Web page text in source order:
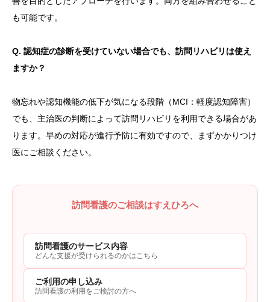
も可能です。
Q. 認知症の診断を受けていない場合でも、訪問リハビリは使え
ますか？
物忘れや認知機能の低下が気になる段階（MCI：軽度認知障害）
でも、主治医の判断によって訪問リハビリを利用できる場合があ
ります。早めの対応が進行予防に有効ですので、まずかかりつけ
医にご相談ください。
訪問看護のご相談はすえひろへ
訪問看護のサービス内容
どんな支援が受けられるのかはこちら
ご利用の申し込み
訪問看護の利用をご検討の方へ